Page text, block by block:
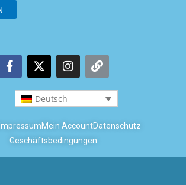
Deutsch
ImpressumMein AccountDatenschutz
Geschäftsbedingungen